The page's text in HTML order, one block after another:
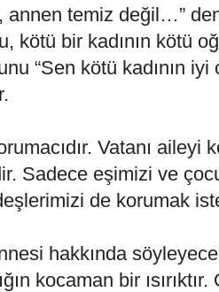
annen temiz değil…”
kötü bir kadının kötü
“Sen kötü kadının
Vatanı aileyi
Sadece eşimizi ve
de korumak
hakkında
kocaman bir ısırıktır.